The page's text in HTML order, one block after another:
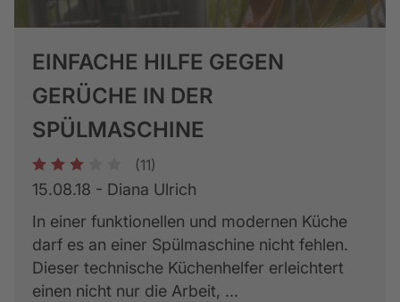
EINFACHE HILFE GEGEN
GERÜCHE IN DER
SPÜLMASCHINE
1 2 3 (11)
15.08.18 - Diana Ulrich
In einer funktionellen und modernen Küche
darf es an einer Spülmaschine nicht fehlen.
Dieser technische Küchenhelfer erleichtert
einen nicht nur die Arbeit, ...